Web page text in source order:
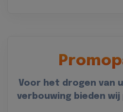
Voor het drogen van
verbouwing bieden